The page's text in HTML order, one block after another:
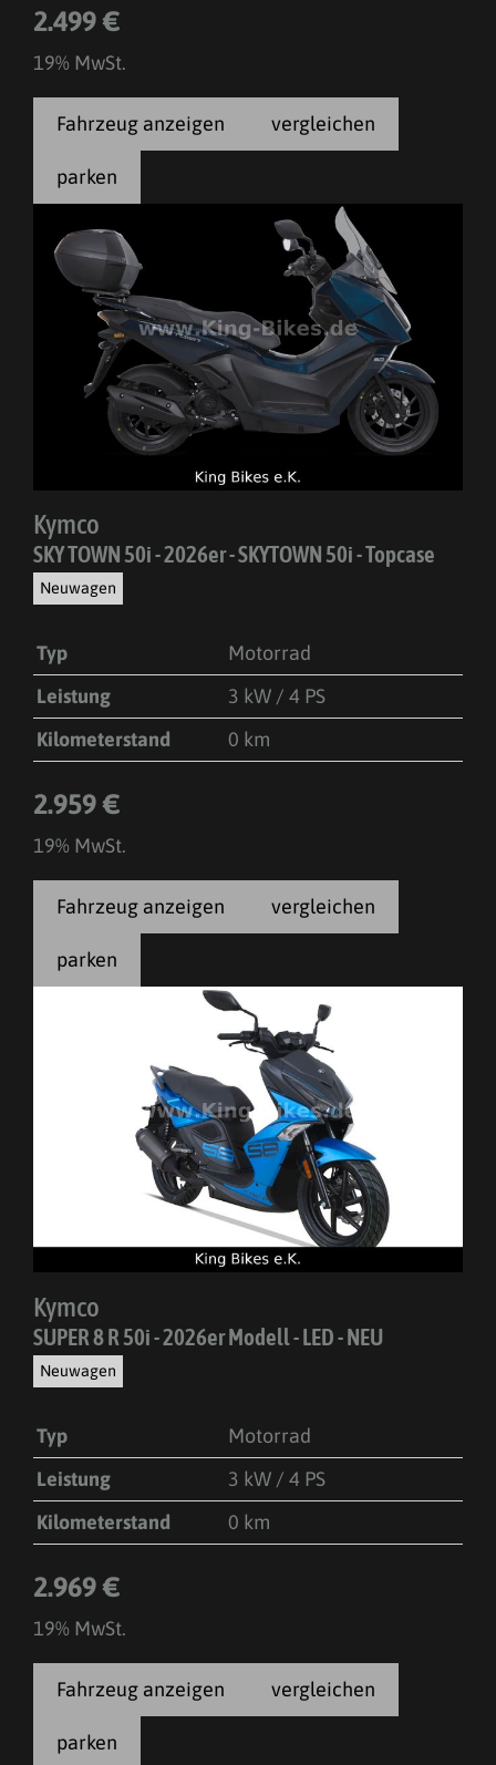
2.499 €
19% MwSt.
Fahrzeug anzeigen vergleichen
parken
Kymco
SKY TOWN 50i - 2026er - SKYTOWN 50i - Topcase
Neuwagen
Typ
Motorrad
Leistung
3 kW / 4 PS
Kilometerstand
0 km
2.959 €
19% MwSt.
Fahrzeug anzeigen vergleichen
parken
Kymco
SUPER 8 R 50i - 2026er Modell - LED - NEU
Neuwagen
Typ
Motorrad
Leistung
3 kW / 4 PS
Kilometerstand
0 km
2.969 €
19% MwSt.
Fahrzeug anzeigen vergleichen
parken